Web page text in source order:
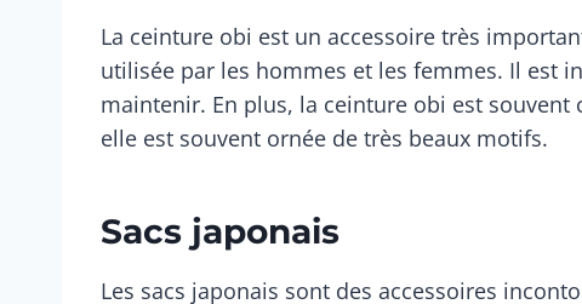
La ceinture obi est un accessoire très
utilisée par les hommes et les femmes. Il est
maintenir. En plus, la ceinture obi est
elle est souvent ornée de très beaux motifs.
Sacs japonais
Les sacs japonais sont des accessoires